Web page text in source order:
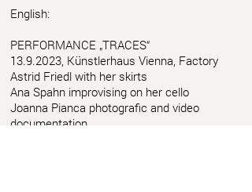
English:
PERFORMANCE „TRACES“
13.9.2023, Künstlerhaus Vienna, Factory
Astrid Friedl with her skirts
Ana Spahn improvising on her cello
Joanna Pianca photografic and video
documentation